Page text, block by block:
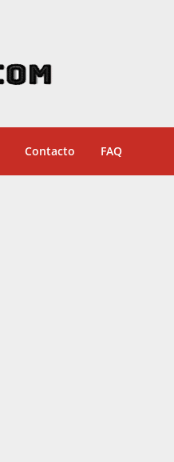
Contacto FAQ